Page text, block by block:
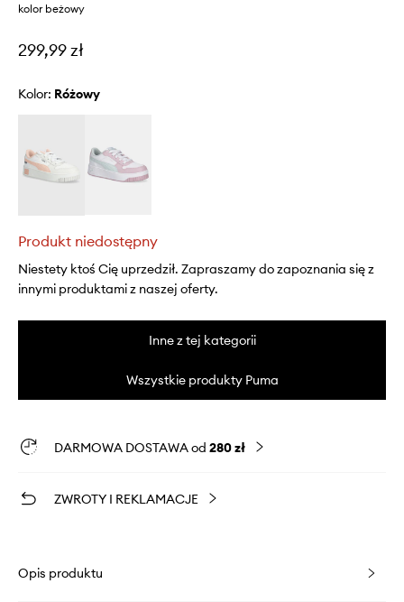
kolor beżowy
299,99 zł
Kolor: różowy
Produkt niedostępny
Niestety ktoś Cię uprzedził. Zapraszamy do zapoznania się z
innymi produktami z naszej oferty.
Inne z tej kategorii
Wszystkie produkty Puma
DARMOWA DOSTAWA od 280 zł
ZWROTY I REKLAMACJE
Opis produktu